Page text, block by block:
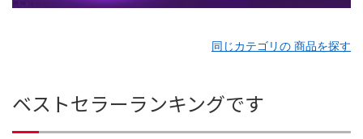
同じカテゴリの 商品を探す
ベストセラーランキングです